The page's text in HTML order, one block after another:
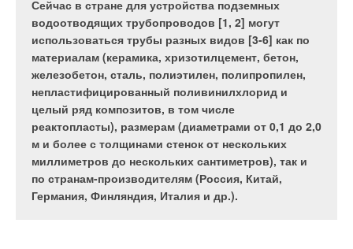
Сейчас в стране для устройства подземных
водоотводящих трубопроводов [1, 2] могут
использоваться трубы разных видов [3-6] как по
материалам (керамика, хризотилцемент, бетон,
железобетон, сталь, полиэтилен, полипропилен,
непластифицированный поливинилхлорид и
целый ряд композитов, в том числе
реактопласты), размерам (диаметрами от 0,1 до 2,0
м и более с толщинами стенок от нескольких
миллиметров до нескольких сантиметров), так и
по странам-производителям (Россия, Китай,
Германия, Финляндия, Италия и др.).
Одной из важнейших задач при строительстве
производственного комплекса стало создание оптимально
комфортного микроклимата в рабочем помещении и
минимизация эксплуатационных затрат. Для достижения
поставленных целей было принято решение использовать
собственные технологии, снижающие энергопотребление в
среднем на 20 %: промышленное напольное отопление,
потолочное охлаждение, современную систему
водоснабжения.
окисляются и медленно разрушаются или
обрастают изнутри толстым слоем твёрдой массы
окислов вперемежку с результатами деятельности
микроорганизмов.
Следует отметить, что даже цинкование не обеспечивает
защиты внутренней поверхности стальных труб от
окисления. Опыт показывает, что наружные поверхности
оцинкованных стальных труб со временем меняют свой цвет,
но не разрушаются под действием, например, конденсата.